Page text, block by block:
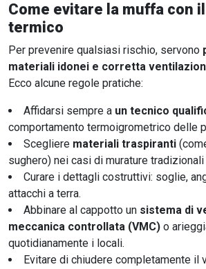
Come evitare la muffa con
termico
Per prevenire qualsiasi rischio, servono
materiali idonei e corretta
Ecco alcune regole pratiche:
Affidarsi sempre a un tecnico
comportamento termoigrometrico delle
Scegliere materiali traspiranti
sughero) nei casi di murature tradizionali
Curare i dettagli costruttivi: soglie,
attacchi a terra.
Abbinare al cappotto un sistema di
meccanica controllata (VMC) o
quotidianamente i locali.
Evitare di chiudere completamente il